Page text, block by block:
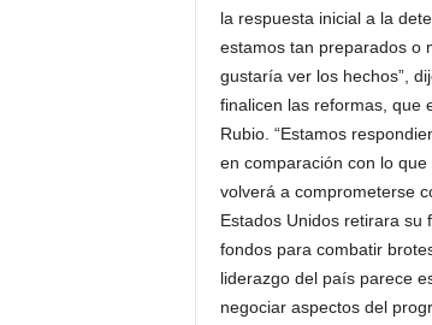
la respuesta inicial a la
estamos tan preparados o
gustaría ver los hechos”,
finalicen las reformas, que
Rubio. “Estamos
en comparación con lo
volverá a comprometerse
Estados Unidos retirara su
fondos para combatir
liderazgo del país parece
negociar aspectos del